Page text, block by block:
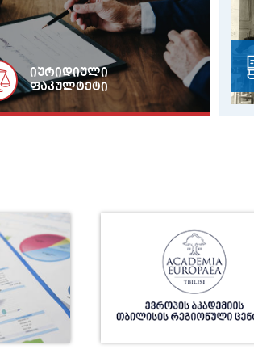
ლექცია თსუ-ში
საქართველო და
თსუ ეკონომიკისა და
იურიდიული
ფაკულტეტი